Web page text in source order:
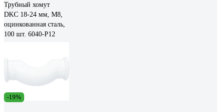
Трубный хомут
DKC 18-24 мм, М8,
оцинкованная сталь,
100 шт. 6040-P12
-19%